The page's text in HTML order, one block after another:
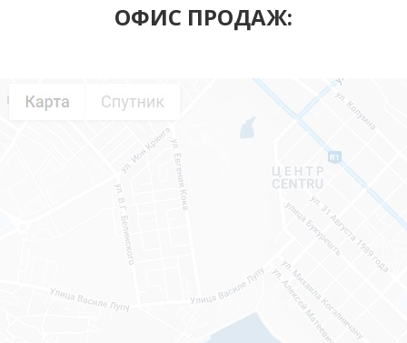
ОФИС ПРОДАЖ:
022 90 30 20 Tel/Viber
Центральный офис:
ул. Constantin Brâncuși 112, этаж 7,
График работы
пон - пят: с 9:00 - до 18:00 (обед 13-14)
суббота: 9:00 - 13:00
Для отправки фалйов используйте e-mail: